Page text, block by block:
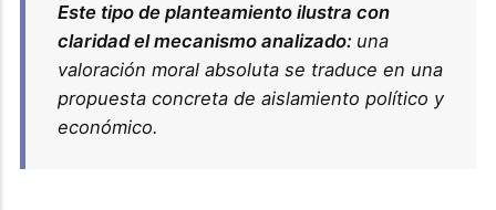
Este tipo de planteamiento ilustra con
claridad el mecanismo analizado: una
valoración moral absoluta se traduce en una
propuesta concreta de aislamiento político y
económico.